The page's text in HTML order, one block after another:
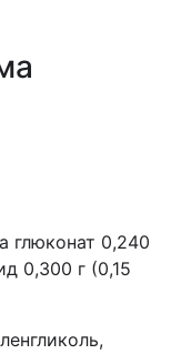
глюконат 0,240
0,300 г (0,15